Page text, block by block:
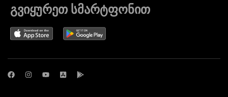
გვიყურეთ სმარტფონით